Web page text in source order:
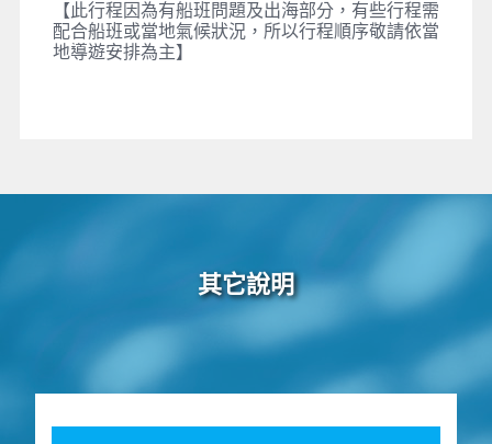
【此行程因為有船班問題及出海部分，有些行程需
配合船班或當地氣候狀況，所以行程順序敬請依當
地導遊安排為主】
其它說明